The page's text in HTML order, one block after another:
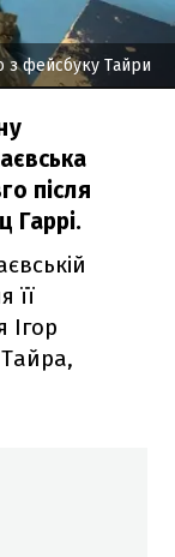
фейсбуку Тайри
після
Гаррі.
її
Ігор